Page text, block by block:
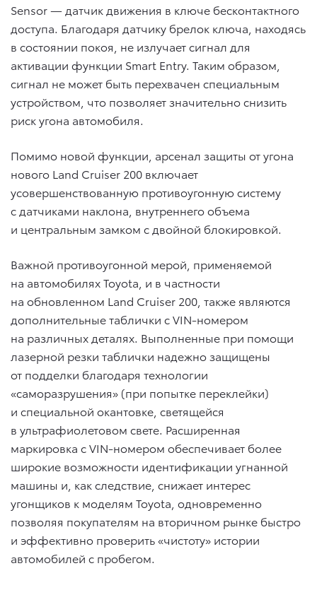
Sensor — датчик движения в ключе бесконтактного
доступа. Благодаря датчику брелок ключа, находясь
в состоянии покоя, не излучает сигнал для
активации функции Smart Entry. Таким образом,
сигнал не может быть перехвачен специальным
устройством, что позволяет значительно снизить
риск угона автомобиля.
Помимо новой функции, арсенал защиты от угона
нового Land Cruiser 200 включает
усовершенствованную противоугонную систему
с датчиками наклона, внутреннего объема
и центральным замком с двойной блокировкой.
Важной противоугонной мерой, применяемой
на автомобилях Toyota, и в частности
на обновленном Land Cruiser 200, также являются
дополнительные таблички с VIN-номером
на различных деталях. Выполненные при помощи
лазерной резки таблички надежно защищены
от подделки благодаря технологии
«саморазрушения» (при попытке переклейки)
и специальной окантовке, светящейся
в ультрафиолетовом свете. Расширенная
маркировка с VIN-номером обеспечивает более
широкие возможности идентификации угнанной
машины и, как следствие, снижает интерес
угонщиков к моделям Toyota, одновременно
позволяя покупателям на вторичном рынке быстро
и эффективно проверить «чистоту» истории
автомобилей с пробегом.